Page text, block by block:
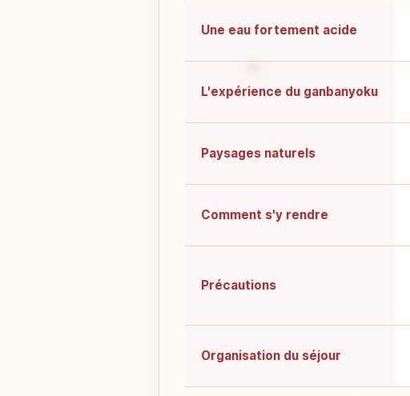
Une eau fortement acide
L'expérience du ganbanyoku
Paysages naturels
Comment s'y rendre
Précautions
Organisation du séjour